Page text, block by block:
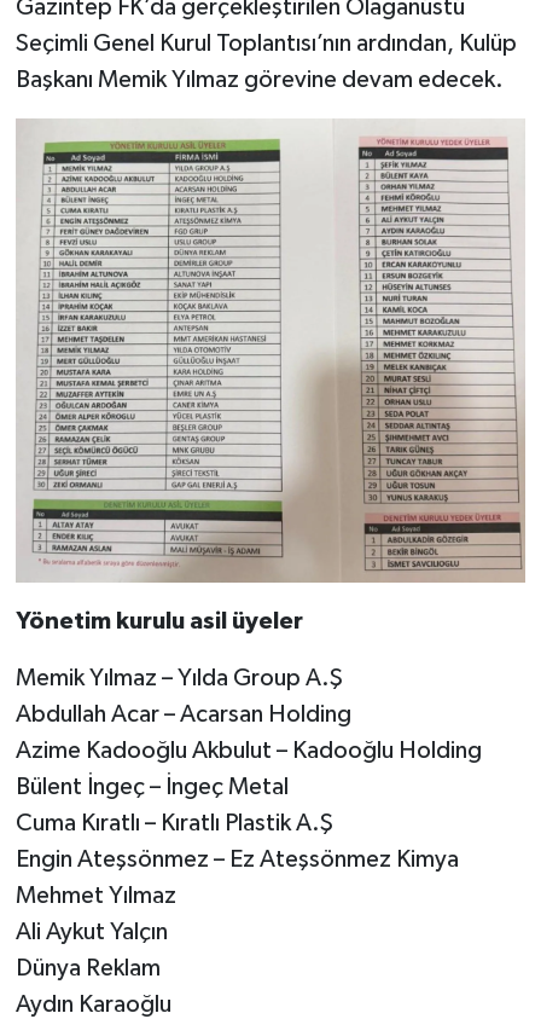
Gazintep FK’da gerçekleştirilen Olağanüstü
Seçimli Genel Kurul Toplantısı’nın ardından, Kulüp
Başkanı Memik Yılmaz görevine devam edecek.
Yönetim kurulu asil üyeler
Memik Yılmaz – Yılda Group A.Ş
Abdullah Acar – Acarsan Holding
Azime Kadooğlu Akbulut – Kadooğlu Holding
Bülent İngeç – İngeç Metal
Cuma Kıratlı – Kıratlı Plastik A.Ş
Engin Ateşsönmez – Ez Ateşsönmez Kimya
Mehmet Yılmaz
Ali Aykut Yalçın
Dünya Reklam
Aydın Karaoğlu